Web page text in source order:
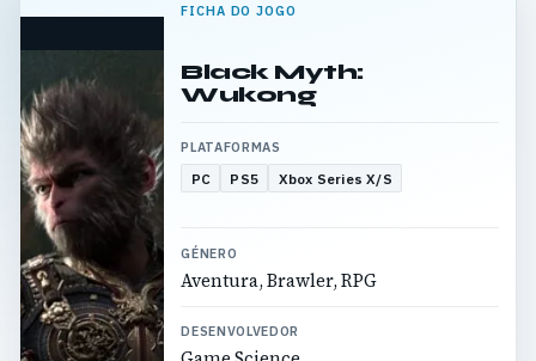
FICHA DO JOGO
Black Myth:
Wukong
PLATAFORMAS
PC PS5 Xbox Series X/S
GÉNERO
Aventura, Brawler, RPG
DESENVOLVEDOR